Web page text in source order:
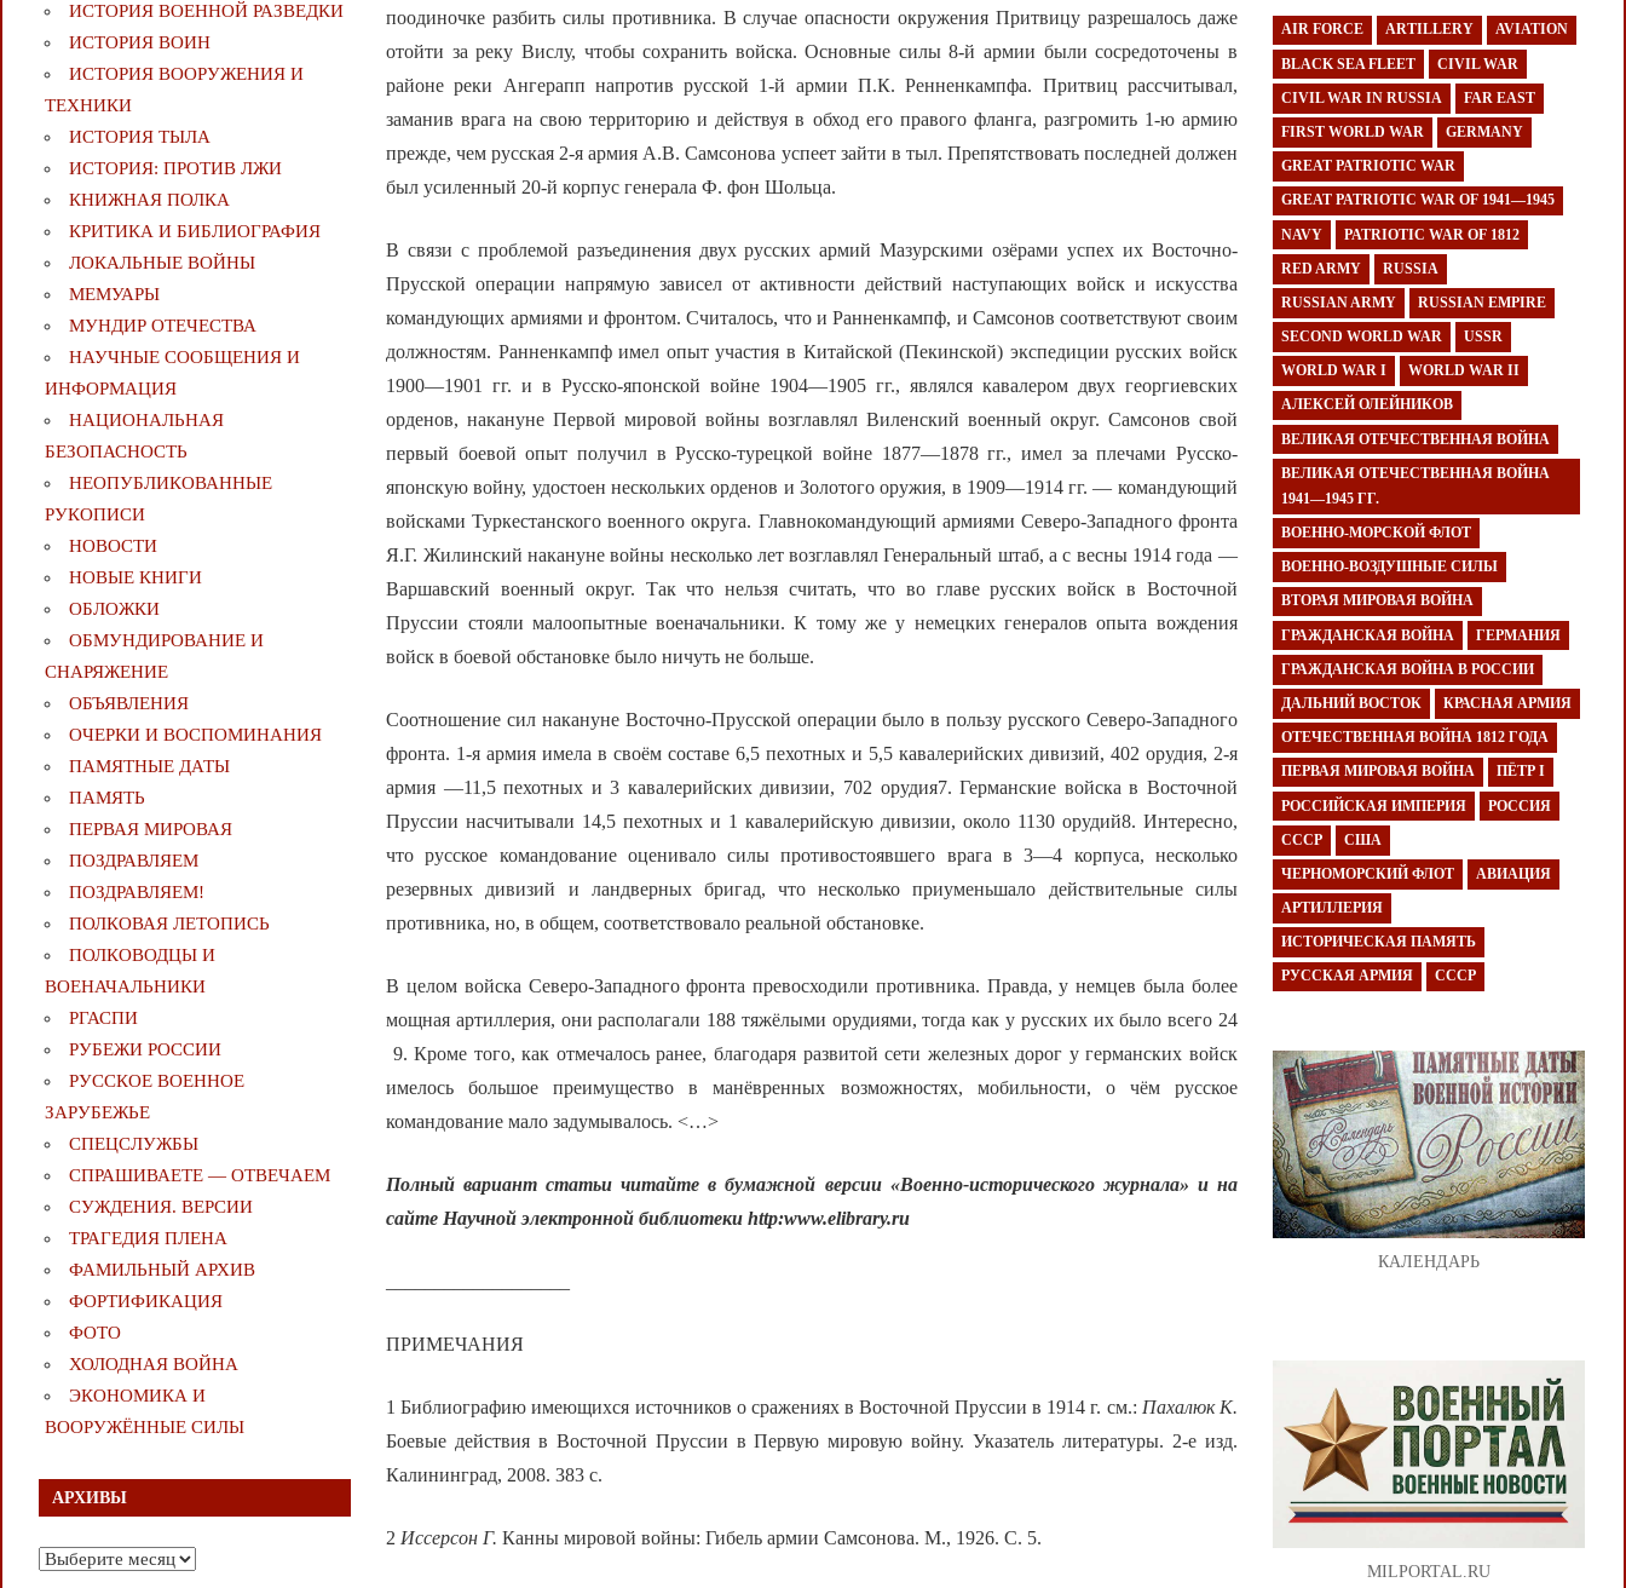
поодиночке разбить силы противника. В случае опасности окружения Притвицу разрешалось даже
отойти за реку Вислу, чтобы сохранить войска. Основные силы 8-й армии были сосредоточены в
районе реки Ангерапп напротив русской 1-й армии П.К. Ренненкампфа. Притвиц рассчитывал,
заманив врага на свою территорию и действуя в обход его правого фланга, разгромить 1-ю армию
прежде, чем русская 2-я армия А.В. Самсонова успеет зайти в тыл. Препятствовать последней должен
был усиленный 20-й корпус генерала Ф. фон Шольца.
В связи с проблемой разъединения двух русских армий Мазурскими озёрами успех их Восточно-
Прусской операции напрямую зависел от активности действий наступающих войск и искусства
командующих армиями и фронтом. Считалось, что и Ранненкампф, и Самсонов соответствуют своим
должностям. Ранненкампф имел опыт участия в Китайской (Пекинской) экспедиции русских войск
1900—1901 гг. и в Русско-японской войне 1904—1905 гг., являлся кавалером двух георгиевских
орденов, накануне Первой мировой войны возглавлял Виленский военный округ. Самсонов свой
первый боевой опыт получил в Русско-турецкой войне 1877—1878 гг., имел за плечами Русско-
японскую войну, удостоен нескольких орденов и Золотого оружия, в 1909—1914 гг. — командующий
войсками Туркестанского военного округа. Главнокомандующий армиями Северо-Западного фронта
Я.Г. Жилинский накануне войны несколько лет возглавлял Генеральный штаб, а с весны 1914 года —
Варшавский военный округ. Так что нельзя считать, что во главе русских войск в Восточной
Пруссии стояли малоопытные военачальники. К тому же у немецких генералов опыта вождения
войск в боевой обстановке было ничуть не больше.
Соотношение сил накануне Восточно-Прусской операции было в пользу русского Северо-Западного
фронта. 1-я армия имела в своём составе 6,5 пехотных и 5,5 кавалерийских дивизий, 402 орудия, 2-я
армия —11,5 пехотных и 3 кавалерийских дивизии, 702 орудия7. Германские войска в Восточной
Пруссии насчитывали 14,5 пехотных и 1 кавалерийскую дивизии, около 1130 орудий8. Интересно,
что русское командование оценивало силы противостоявшего врага в 3—4 корпуса, несколько
резервных дивизий и ландверных бригад, что несколько приуменьшало действительные силы
противника, но, в общем, соответствовало реальной обстановке.
В целом войска Северо-Западного фронта превосходили противника. Правда, у немцев была более
мощная артиллерия, они располагали 188 тяжёлыми орудиями, тогда как у русских их было всего 24
9. Кроме того, как отмечалось ранее, благодаря развитой сети железных дорог у германских войск
имелось большое преимущество в манёвренных возможностях, мобильности, о чём русское
командование мало задумывалось. <…>
Полный вариант статьи читайте в бумажной версии «Военно-исторического журнала» и на
сайте Научной электронной библиотекиhttp:www.elibrary.ru
ПРИМЕЧАНИЯ
1 Библиографию имеющихся источников о сражениях в Восточной Пруссии в 1914 г. см.: Пахалюк К.
Боевые действия в Восточной Пруссии в Первую мировую войну. Указатель литературы. 2-е изд.
Калининград, 2008. 383 с.
2 Иссерсон Г. Канны мировой войны: Гибель армии Самсонова. М., 1926. С. 5.
ИСТОРИЯ ВОЕННОЙ РАЗВЕДКИ
ИСТОРИЯ ВОИН
ИСТОРИЯ ВООРУЖЕНИЯ И
ТЕХНИКИ
ИСТОРИЯ ТЫЛА
ИСТОРИЯ: ПРОТИВ ЛЖИ
КНИЖНАЯ ПОЛКА
КРИТИКА И БИБЛИОГРАФИЯ
ЛОКАЛЬНЫЕ ВОЙНЫ
МЕМУАРЫ
МУНДИР ОТЕЧЕСТВА
НАУЧНЫЕ СООБЩЕНИЯ И
ИНФОРМАЦИЯ
НАЦИОНАЛЬНАЯ
БЕЗОПАСНОСТЬ
НЕОПУБЛИКОВАННЫЕ
РУКОПИСИ
НОВОСТИ
НОВЫЕ КНИГИ
ОБЛОЖКИ
ОБМУНДИРОВАНИЕ И
СНАРЯЖЕНИЕ
ОБЪЯВЛЕНИЯ
ОЧЕРКИ И ВОСПОМИНАНИЯ
ПАМЯТНЫЕ ДАТЫ
ПАМЯТЬ
ПЕРВАЯ МИРОВАЯ
ПОЗДРАВЛЯЕМ
ПОЗДРАВЛЯЕМ!
ПОЛКОВАЯ ЛЕТОПИСЬ
ПОЛКОВОДЦЫ И
ВОЕНАЧАЛЬНИКИ
РГАСПИ
РУБЕЖИ РОССИИ
РУССКОЕ ВОЕННОЕ
ЗАРУБЕЖЬЕ
СПЕЦСЛУЖБЫ
СПРАШИВАЕТЕ — ОТВЕЧАЕМ
СУЖДЕНИЯ. ВЕРСИИ
ТРАГЕДИЯ ПЛЕНА
ФАМИЛЬНЫЙ АРХИВ
ФОРТИФИКАЦИЯ
ФОТО
ХОЛОДНАЯ ВОЙНА
ЭКОНОМИКА И
ВООРУЖЁННЫЕ СИЛЫ
АРХИВЫ
Архивы
AIR FORCE ARTILLERY AVIATION
BLACK SEA FLEET CIVIL WAR
CIVIL WAR IN RUSSIA FAR EAST
FIRST WORLD WAR GERMANY
GREAT PATRIOTIC WAR
GREAT PATRIOTIC WAR OF 1941—1945
NAVY PATRIOTIC WAR OF 1812
RED ARMY RUSSIA
RUSSIAN ARMY RUSSIAN EMPIRE
SECOND WORLD WAR USSR
WORLD WAR I WORLD WAR II
АЛЕКСЕЙ ОЛЕЙНИКОВ
ВЕЛИКАЯ ОТЕЧЕСТВЕННАЯ ВОЙНА
ВЕЛИКАЯ ОТЕЧЕСТВЕННАЯ ВОЙНА
1941—1945 ГГ.
ВОЕННО-МОРСКОЙ ФЛОТ
ВОЕННО-ВОЗДУШНЫЕ СИЛЫ
ВТОРАЯ МИРОВАЯ ВОЙНА
ГРАЖДАНСКАЯ ВОЙНА ГЕРМАНИЯ
ГРАЖДАНСКАЯ ВОЙНА В РОССИИ
ДАЛЬНИЙ ВОСТОК КРАСНАЯ АРМИЯ
ОТЕЧЕСТВЕННАЯ ВОЙНА 1812 ГОДА
ПЕРВАЯ МИРОВАЯ ВОЙНА ПЁТР I
РОССИЙСКАЯ ИМПЕРИЯ РОССИЯ
СССР США
ЧЕРНОМОРСКИЙ ФЛОТ АВИАЦИЯ
АРТИЛЛЕРИЯ
ИСТОРИЧЕСКАЯ ПАМЯТЬ
РУССКАЯ АРМИЯ СССР
КАЛЕНДАРЬ
MILPORTAL.RU